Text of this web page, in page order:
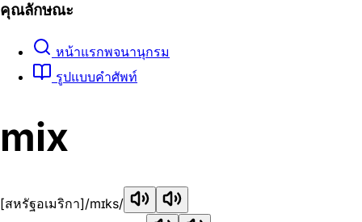
คุณลักษณะ
หน้าแรกพจนานุกรม
รูปแบบคำศัพท์
mix
[สหรัฐอเมริกา]/mɪks/